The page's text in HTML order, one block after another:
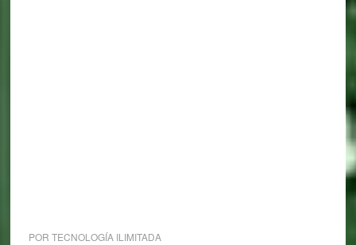
POR TECNOLOGÍA ILIMITADA